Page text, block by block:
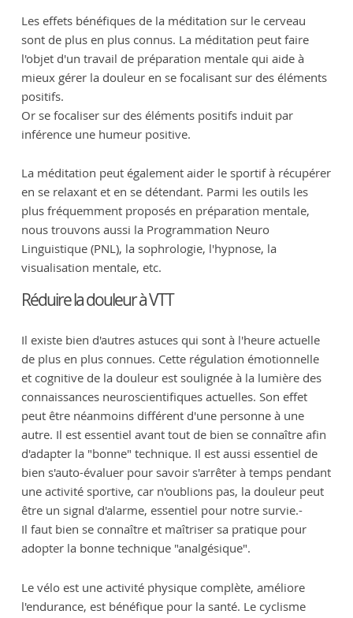
Les effets bénéfiques de la méditation sur le cerveau
sont de plus en plus connus. La méditation peut faire
l'objet d'un travail de préparation mentale qui aide à
mieux gérer la douleur en se focalisant sur des éléments
positifs.
Or se focaliser sur des éléments positifs induit par
inférence une humeur positive.
La méditation peut également aider le sportif à récupérer
en se relaxant et en se détendant. Parmi les outils les
plus fréquemment proposés en préparation mentale,
nous trouvons aussi la Programmation Neuro
Linguistique (PNL), la sophrologie, l'hypnose, la
visualisation mentale, etc.
Réduire la douleur à VTT
Il existe bien d'autres astuces qui sont à l'heure actuelle
de plus en plus connues. Cette régulation émotionnelle
et cognitive de la douleur est soulignée à la lumière des
connaissances neuroscientifiques actuelles. Son effet
peut être néanmoins différent d'une personne à une
autre. Il est essentiel avant tout de bien se connaître afin
d'adapter la "bonne" technique. Il est aussi essentiel de
bien s'auto-évaluer pour savoir s'arrêter à temps pendant
une activité sportive, car n'oublions pas, la douleur peut
être un signal d'alarme, essentiel pour notre survie.-
Il faut bien se connaître et maîtriser sa pratique pour
adopter la bonne technique "analgésique".
Le vélo est une activité physique complète, améliore
l'endurance, est bénéfique pour la santé. Le cyclisme